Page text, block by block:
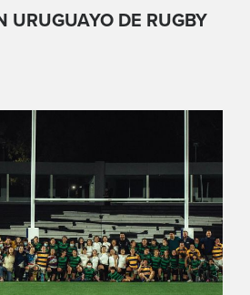
URUGUAYO DE RUGBY